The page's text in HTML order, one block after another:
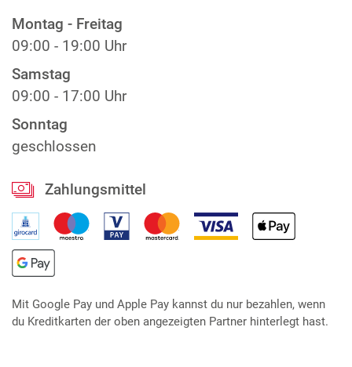
Montag - Freitag
09:00 - 19:00 Uhr
Samstag
09:00 - 17:00 Uhr
Sonntag
geschlossen
Zahlungsmittel
Mit Google Pay und Apple Pay kannst du nur bezahlen, wenn
du Kreditkarten der oben angezeigten Partner hinterlegt hast.